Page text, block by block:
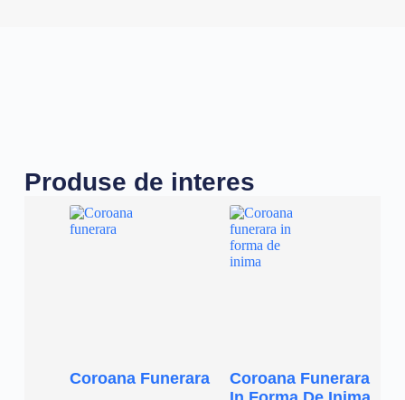
Produse de interes
Coroana Funerara
Coroana Funerara